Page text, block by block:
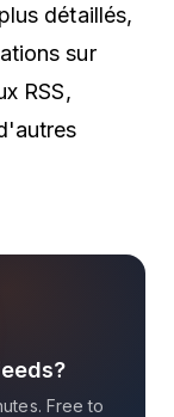
détaillés,
sur
RSS,
Free to